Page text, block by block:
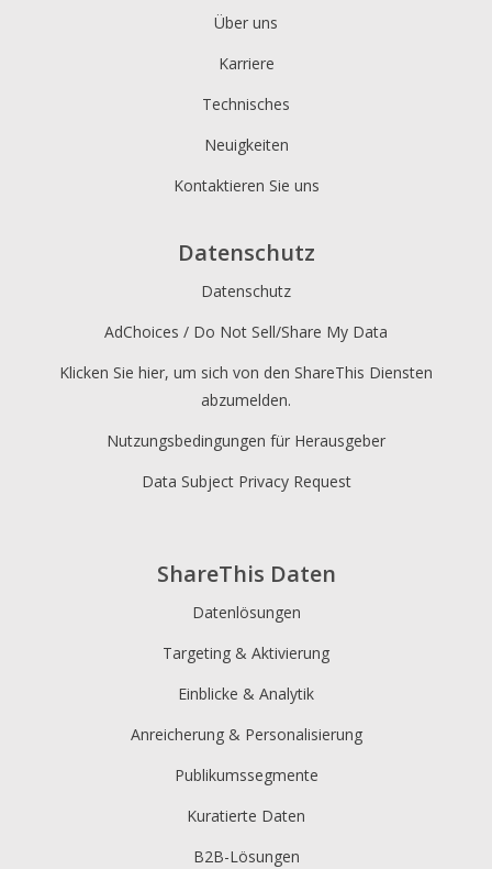
ShareThis Daten
Datenlösungen
Targeting & Aktivierung
Einblicke & Analytik
Anreicherung & Personalisierung
Publikumssegmente
Kuratierte Daten
B2B-Lösungen
Über uns
Karriere
Technisches
Neuigkeiten
Kontaktieren Sie uns
Datenschutz
Datenschutz
AdChoices / Do Not Sell/Share My Data
Klicken Sie hier, um sich von den ShareThis Diensten
abzumelden.
Nutzungsbedingungen für Herausgeber
Data Subject Privacy Request